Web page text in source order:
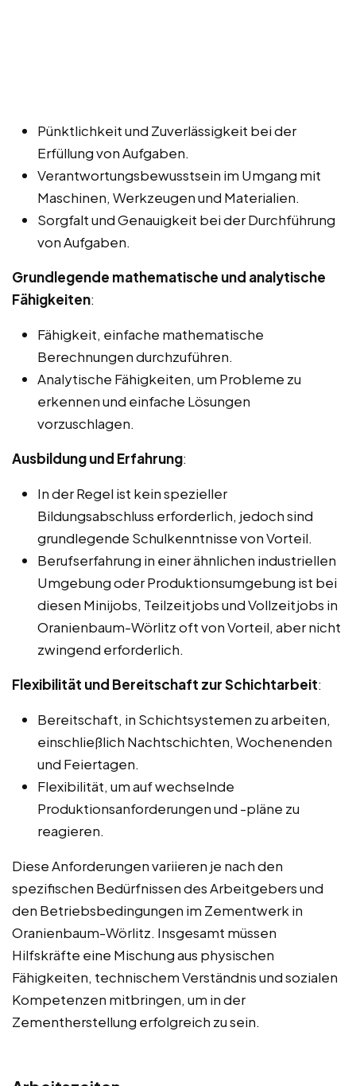
Pünktlichkeit und Zuverlässigkeit bei der
Erfüllung von Aufgaben.
Verantwortungsbewusstsein im Umgang mit
Maschinen, Werkzeugen und Materialien.
Sorgfalt und Genauigkeit bei der Durchführung
von Aufgaben.
Grundlegende mathematische und analytische
Fähigkeiten:
Fähigkeit, einfache mathematische
Berechnungen durchzuführen.
Analytische Fähigkeiten, um Probleme zu
erkennen und einfache Lösungen
vorzuschlagen.
Ausbildung und Erfahrung:
In der Regel ist kein spezieller
Bildungsabschluss erforderlich, jedoch sind
grundlegende Schulkenntnisse von Vorteil.
Berufserfahrung in einer ähnlichen industriellen
Umgebung oder Produktionsumgebung ist bei
diesen Minijobs, Teilzeitjobs und Vollzeitjobs in
Oranienbaum-Wörlitz oft von Vorteil, aber nicht
zwingend erforderlich.
Flexibilität und Bereitschaft zur Schichtarbeit:
Bereitschaft, in Schichtsystemen zu arbeiten,
einschließlich Nachtschichten, Wochenenden
und Feiertagen.
Flexibilität, um auf wechselnde
Produktionsanforderungen und -pläne zu
reagieren.
Diese Anforderungen variieren je nach den
spezifischen Bedürfnissen des Arbeitgebers und
den Betriebsbedingungen im Zementwerk in
Oranienbaum-Wörlitz. Insgesamt müssen
Hilfskräfte eine Mischung aus physischen
Fähigkeiten, technischem Verständnis und sozialen
Kompetenzen mitbringen, um in der
Zementherstellung erfolgreich zu sein.